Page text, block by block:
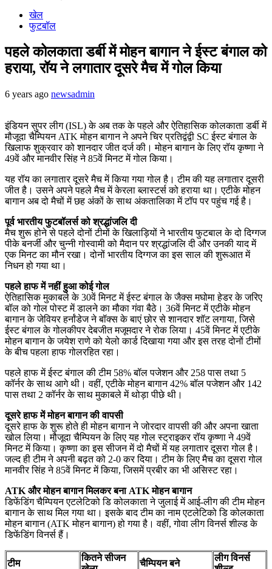
खेल
फुटबॉल
पहले कोलकाता डर्बी में मोहन बागान ने ईस्ट बंगाल को
हराया, रॉय ने लगातार दूसरे मैच में गोल किया
6 years ago newsadmin
इंडियन सुपर लीग (ISL) के अब तक के पहले और ऐतिहासिक कोलकाता डर्बी में
मौजूदा चैम्पियन ATK मोहन बागान ने अपने चिर प्रतिद्वंद्वी SC ईस्ट बंगाल के
खिलाफ शुक्रवार को शानदार जीत दर्ज की। मोहन बागान के लिए रॉय कृष्णा ने
49वें और मानवीर सिंह ने 85वें मिनट में गोल किया।
यह रॉय का लगातार दूसरे मैच में किया गया गोल है। टीम की यह लगातार दूसरी
जीत है। उसने अपने पहले मैच में केरला ब्लास्टर्स को हराया था। एटीके मोहन
बागान अब दो मैचों में छह अंकों के साथ अंकतालिका में टॉप पर पहुंच गई है।
पूर्व भारतीय फुटबॉलर्स को श्रद्धांजलि दी
मैच शुरू होने से पहले दोनों टीमों के खिलाड़ियों ने भारतीय फुटबाल के दो दिग्गज
पीके बनर्जी और चुन्नी गोस्वामी को मैदान पर श्रद्धांजलि दी और उनकी याद में
एक मिनट का मौन रखा। दोनों भारतीय दिग्गज का इस साल की शुरूआत में
निधन हो गया था।
पहले हाफ में नहीं हुआ कोई गोल
ऐतिहासिक मुकाबले के 30वें मिनट में ईस्ट बंगाल के जैक्स मघोमा हेडर के जरिए
बॉल को गोल पोस्ट में डालने का मौका गंवा बैठे। 36वें मिनट में एटीके मोहन
बागान के जेवियर हर्नांडेज ने बॉक्स के बाएं छोर से शानदार शॉट लगाया, जिसे
ईस्ट बंगाल के गोलकीपर देबजीत मजूमदार ने रोक लिया। 45वें मिनट में एटीके
मोहन बागान के जयेश राणे को येलो कार्ड दिखाया गया और इस तरह दोनों टीमों
के बीच पहला हाफ गोलरहित रहा।
पहले हाफ में ईस्ट बंगाल की टीम 58% बॉल पजेशन और 258 पास तथा 5
कॉर्नर के साथ आगे थी। वहीं, एटीके मोहन बागान 42% बॉल पजेशन और 142
पास तथा 2 कॉर्नर के साथ मुकाबले में थोड़ा पीछे थी।
दूसरे हाफ में मोहन बागान की वापसी
दूसरे हाफ के शुरू होते ही मोहन बागान ने जोरदार वापसी की और अपना खाता
खोल लिया। मौजूदा चैम्पियन के लिए यह गोल स्ट्राइकर रॉय कृष्णा ने 49वें
मिनट में किया। कृष्णा का इस सीजन में दो मैचों में यह लगातार दूसरा गोल है।
जल्द ही टीम ने अपनी बढ़त को 2-0 कर दिया। टीम के लिए मैच का दूसरा गोल
मानवीर सिंह ने 85वें मिनट में किया, जिसमें प्रबीर का भी असिस्ट रहा।
ATK और मोहन बागान मिलकर बना ATK मोहन बागान
डिफेंडिंग चैम्पियन एटलेटिको डि कोलकाता ने जुलाई में आई-लीग की टीम मोहन
बागान के साथ मिल गया था। इसके बाद टीम का नाम एटलेटिको डि कोलकाता
मोहन बागान (ATK मोहन बागान) हो गया है। वहीं, गोवा लीग विनर्स शील्ड के
डिफेंडिंग विनर्स हैं।
टीम
कितने सीजन
चैम्पियन बने
लीग विनर्स